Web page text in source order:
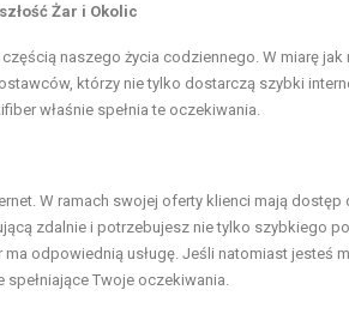
Żar i Okolic
naszego życia codziennego. W miarę
którzy nie tylko dostarczą szybki
właśnie spełnia te oczekiwania.
W ramach swojej oferty klienci mają
zdalnie i potrzebujesz nie tylko szybkiego
odpowiednią usługę. Jeśli natomiast jesteś
Twoje oczekiwania.